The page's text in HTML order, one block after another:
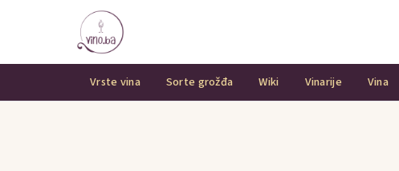
Vrste vina Sorte grožđa Wiki Vinarije Vina